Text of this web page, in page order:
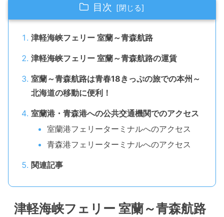
目次
津軽海峡フェリー 室蘭～青森航路
津軽海峡フェリー 室蘭～青森航路の運賃
室蘭～青森航路は青春18きっぷの旅での本州～
北海道の移動に便利！
室蘭港・青森港への公共交通機関でのアクセス
室蘭港フェリーターミナルへのアクセス
青森港フェリーターミナルへのアクセス
関連記事
津軽海峡フェリー 室蘭～青森航路